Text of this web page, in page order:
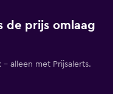
de prijs omlaag
alleen met Prijsalerts.